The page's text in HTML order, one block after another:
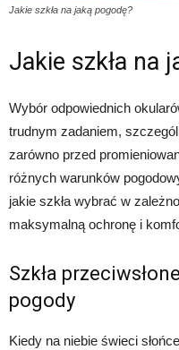
Jakie szkła na jaką pogodę?
Jakie szkła na
Wybór odpowiednich
trudnym zadaniem,
zarówno przed
różnych warunków
jakie szkła wybrać w
maksymalną ochronę i
Szkła
pogody
Kiedy na niebie świeci